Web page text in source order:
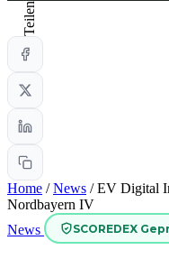
Teilen
Home / News / EV Digital
Nordbayern IV
News
SCOREDEX